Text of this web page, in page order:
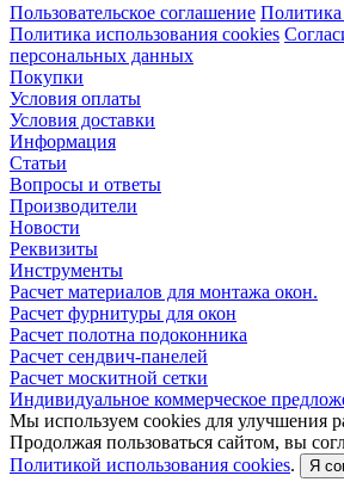
Пользовательское соглашение Политика
Политика использования cookies
персональных данных
Покупки
Условия оплаты
Условия доставки
Информация
Статьи
Вопросы и ответы
Производители
Новости
Реквизиты
Инструменты
Расчет материалов для монтажа окон.
Расчет фурнитуры для окон
Расчет полотна подоконника
Расчет сендвич-панелей
Расчет москитной сетки
Индивидуальное коммерческое
Мы используем cookies для улучшения
Продолжая пользоваться сайтом, вы
Политикой использования cookies. Я